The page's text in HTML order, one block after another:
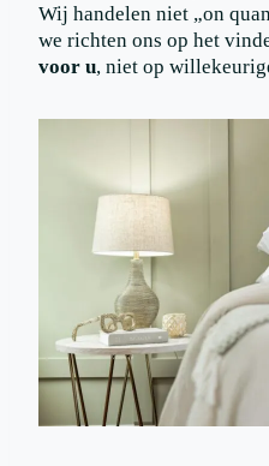
Wij handelen niet „on
we richten ons op het
voor u, niet op